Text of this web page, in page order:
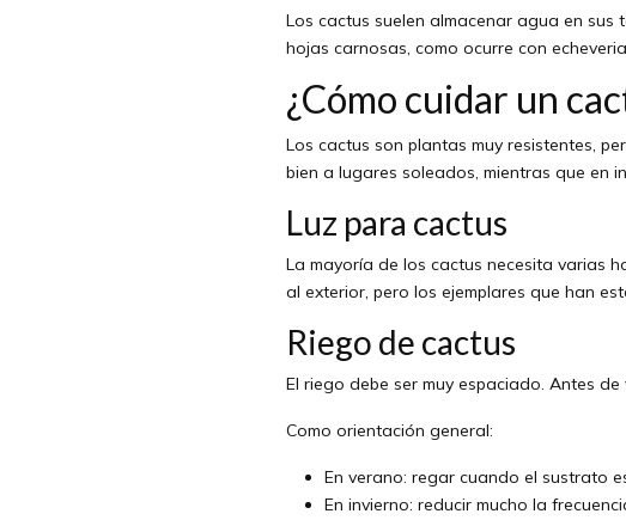
Los cactus suelen almacenar agua en sus
hojas carnosas, como ocurre con
¿Cómo cuidar un
Los cactus son plantas muy resistentes,
bien a lugares soleados, mientras que en
Luz para cactus
La mayoría de los cactus necesita varias
al exterior, pero los ejemplares que han
Riego de cactus
El riego debe ser muy espaciado. Antes
Como orientación general:
En verano: regar cuando el sustrato
En invierno: reducir mucho la